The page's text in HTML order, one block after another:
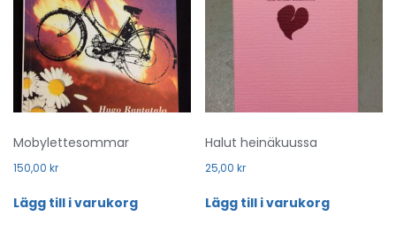
Mobylettesommar
150,00 kr
Lägg till i varukorg
Halut heinäkuussa
25,00kr
Lägg till i varukorg